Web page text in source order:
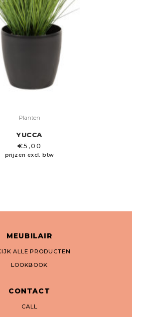
Planten
YUCCA
€5,00
prijzen excl. btw
MEUBILAIR
ALLE PRODUCTEN
LOOKBOOK
CONTACT
CALL